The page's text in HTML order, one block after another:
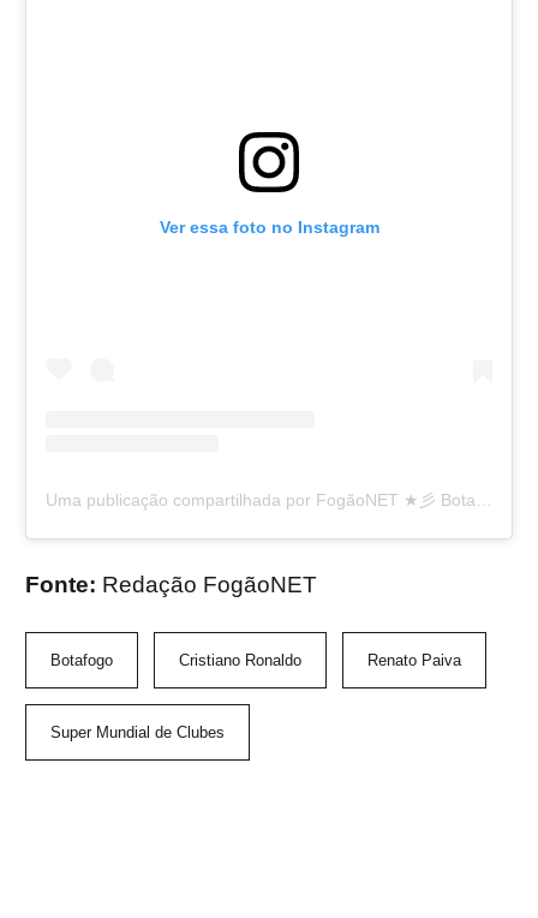
Ver essa foto no Instagram
Uma publicação compartilhada por FogãoNET ★彡 Botafogo 👨🏽‍💻🔥 (@fogaonet)
Fonte: Redação FogãoNET
Botafogo Cristiano Ronaldo Renato Paiva
Super Mundial de Clubes